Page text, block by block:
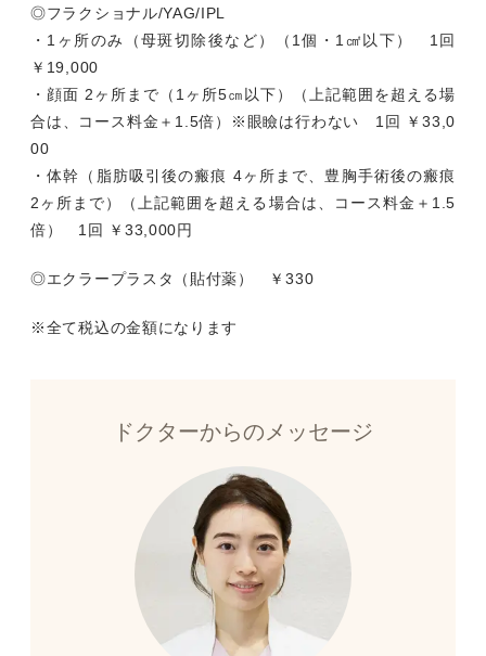
◎フラクショナル/YAG/IPL
・1ヶ所のみ（母斑切除後など）（1個・1㎠以下） 1回
￥19,000
・顔面 2ヶ所まで（1ヶ所5㎝以下）（上記範囲を超える場
合は、コース料金＋1.5倍）※眼瞼は行わない 1回 ￥33,0
00
・体幹（脂肪吸引後の瘢痕 4ヶ所まで、豊胸手術後の瘢痕
2ヶ所まで）（上記範囲を超える場合は、コース料金＋1.5
倍） 1回 ￥33,000円
◎エクラープラスタ（貼付薬） ￥330
※全て税込の金額になります
ドクターからのメッセージ